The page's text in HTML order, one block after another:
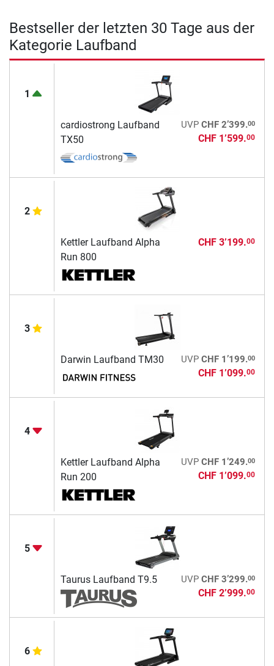
Bestseller der letzten 30 Tage aus der
Kategorie Laufband
1
cardiostrong Laufband
TX50
UVP CHF 2’399.00
CHF 1’599.00
2
Kettler Laufband Alpha
Run 800
CHF 3’199.00
3
Darwin Laufband TM30 UVP CHF 1’199.00
CHF 1’099.00
4
Kettler Laufband Alpha
Run 200
UVP CHF 1’249.00
CHF 1’099.00
5
Taurus Laufband T9.5 UVP CHF 3’299.00
CHF 2’999.00
6